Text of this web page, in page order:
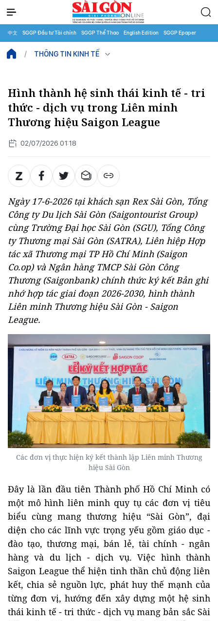
中文 SGGP Đầu tư Tài chính SGGP Thể Thao English Edition SGGP Epaper
THÔNG TIN KINH TẾ
Hình thành hệ sinh thái kinh tế - tri
thức - dịch vụ trong Liên minh
Thương hiệu Saigon League
02/07/2026 01:18
Ngày 17-6-2026 tại khách sạn Rex Sài Gòn, Tổng
Công ty Du lịch Sài Gòn (Saigontourist Group)
cùng Trường Đại học Sài Gòn (SGU), Tổng Công
ty Thương mại Sài Gòn (SATRA), Liên hiệp Hợp
tác xã Thương mại TP Hồ Chí Minh (Saigon
Co.op) và Ngân hàng TMCP Sài Gòn Công
Thương (Saigonbank) chính thức ký kết Bản ghi
nhớ hợp tác giai đoạn 2026-2030, hình thành
Liên minh Thương hiệu Sài Gòn - Saigon
League.
Các đơn vị thực hiện ký kết thành lập Liên minh Thương
hiệu Sài Gòn
Đây là lần đầu tiên Thành phố Hồ Chí Minh có
một mô hình liên minh quy tụ các đơn vị tiêu
biểu cùng mang thương hiệu “Sài Gòn”, đại
diện cho các lĩnh vực trọng yếu gồm giáo dục -
đào tạo, thương mại, bán lẻ, tài chính - ngân
hàng và du lịch - dịch vụ. Việc hình thành
Saigon League thể hiện tinh thần chủ động liên
kết, chia sẻ nguồn lực, phát huy thế mạnh của
từng đơn vị, hướng đến xây dựng một hệ sinh
thái kinh tế - tri thức - dịch vụ mang bản sắc Sài